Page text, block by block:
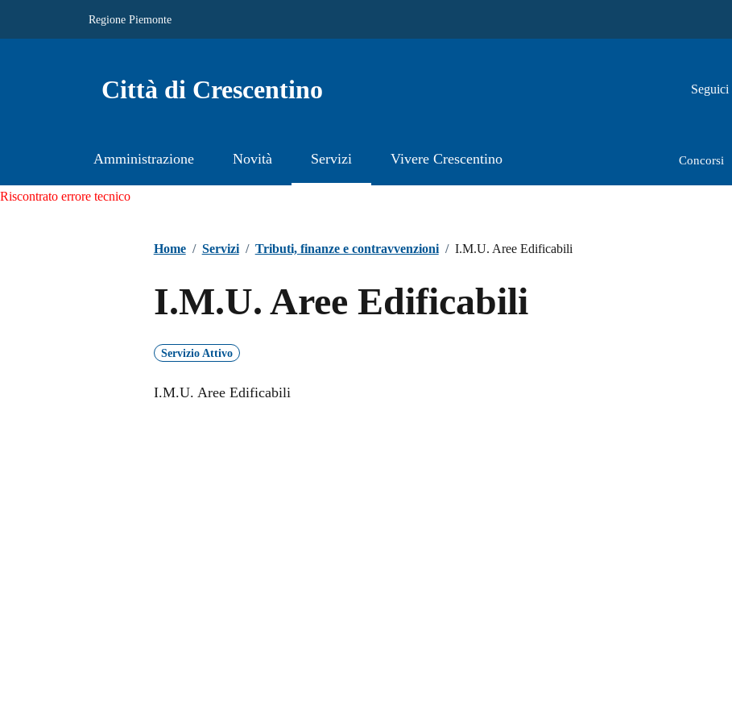
Regione Piemonte
Città di Crescentino Seguici
Amministrazione Novità Servizi Vivere Crescentino Concorsi
Riscontrato errore tecnico
Home / Servizi / Tributi, finanze e contravvenzioni / I.M.U. Aree Edificabili
I.M.U. Aree Edificabili
Servizio Attivo
I.M.U. Aree Edificabili